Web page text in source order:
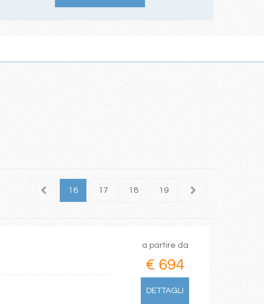
15 16 17 18 19 20
a partire da
€ 694
DETTAGLI